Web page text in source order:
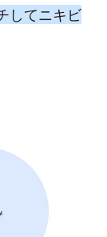
してニキビ